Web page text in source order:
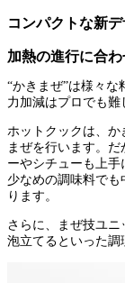
コンパクトな新
加熱の進行に合
“かきまぜ”は様々
力加減はプロでも難
ホットクックは、か
まぜを行います。
ーやシチューも上手
少なめの調味料で
ります。
さらに、まぜ技ユニ
泡立てるといった調